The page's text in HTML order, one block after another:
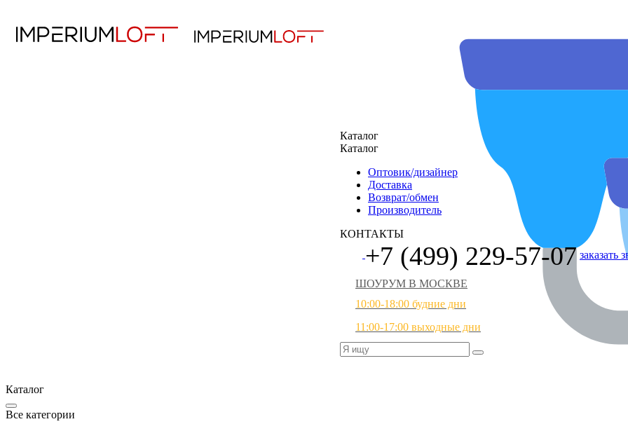
Каталог
Каталог
Оптовик/дизайнер
Доставка
Возврат/обмен
Производитель
КОНТАКТЫ
+7 (499) 229-57-07 заказать
ШОУРУМ В МОСКВЕ
10:00-18:00 будние дни
11:00-17:00 выходные дни
Каталог
Все категории